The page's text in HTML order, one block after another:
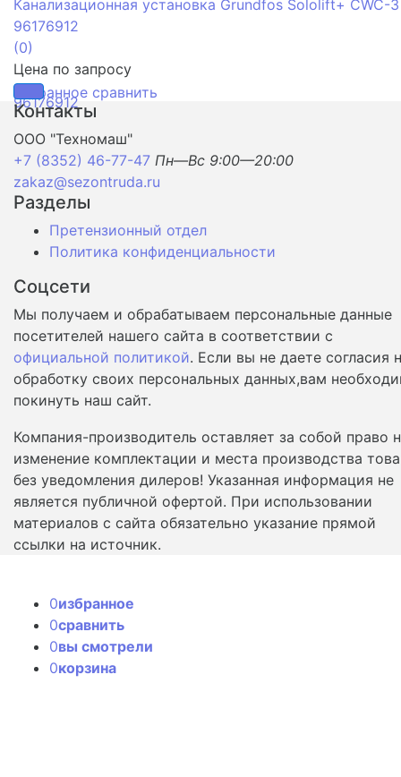
избранное сравнить
Канализационная установка Grundfos Sololift+ CWC-3
96176912
(0)
Цена по запросу
Контакты
ООО "Техномаш"
+7 (8352) 46-77-47 Пн—Вс 9:00—20:00
zakaz@sezontruda.ru
Разделы
Претензионный отдел
Политика конфиденциальности
Соцсети
Мы получаем и обрабатываем персональные данные
посетителей нашего сайта в соответствии с
официальной политикой. Если вы не даете согласия
обработку своих персональных данных,вам
покинуть наш сайт.
Компания-производитель оставляет за собой право
изменение комплектации и места производства
без уведомления дилеров! Указанная информация не
является публичной офертой. При использовании
материалов с сайта обязательно указание прямой
ссылки на источник.
0избранное
0сравнить
0вы смотрели
0корзина